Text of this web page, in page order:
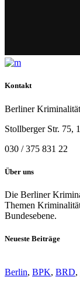
Kontakt
Berliner
Stollberger Str. 75,
030 / 375 831 22
Über uns
Die Berliner
Themen
Bundesebene.
Neueste Beiträge
Berlin, BPK, BRD,